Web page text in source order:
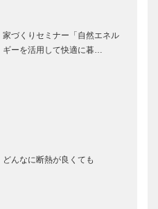
家づくりセミナー「自然エネル
ギーを活用して快適に暮…
どんなに断熱が良くても